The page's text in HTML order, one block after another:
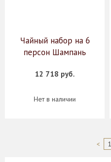
Чайный набор на 6
персон Шампань
12 718 руб.
Нет в наличии
< 1